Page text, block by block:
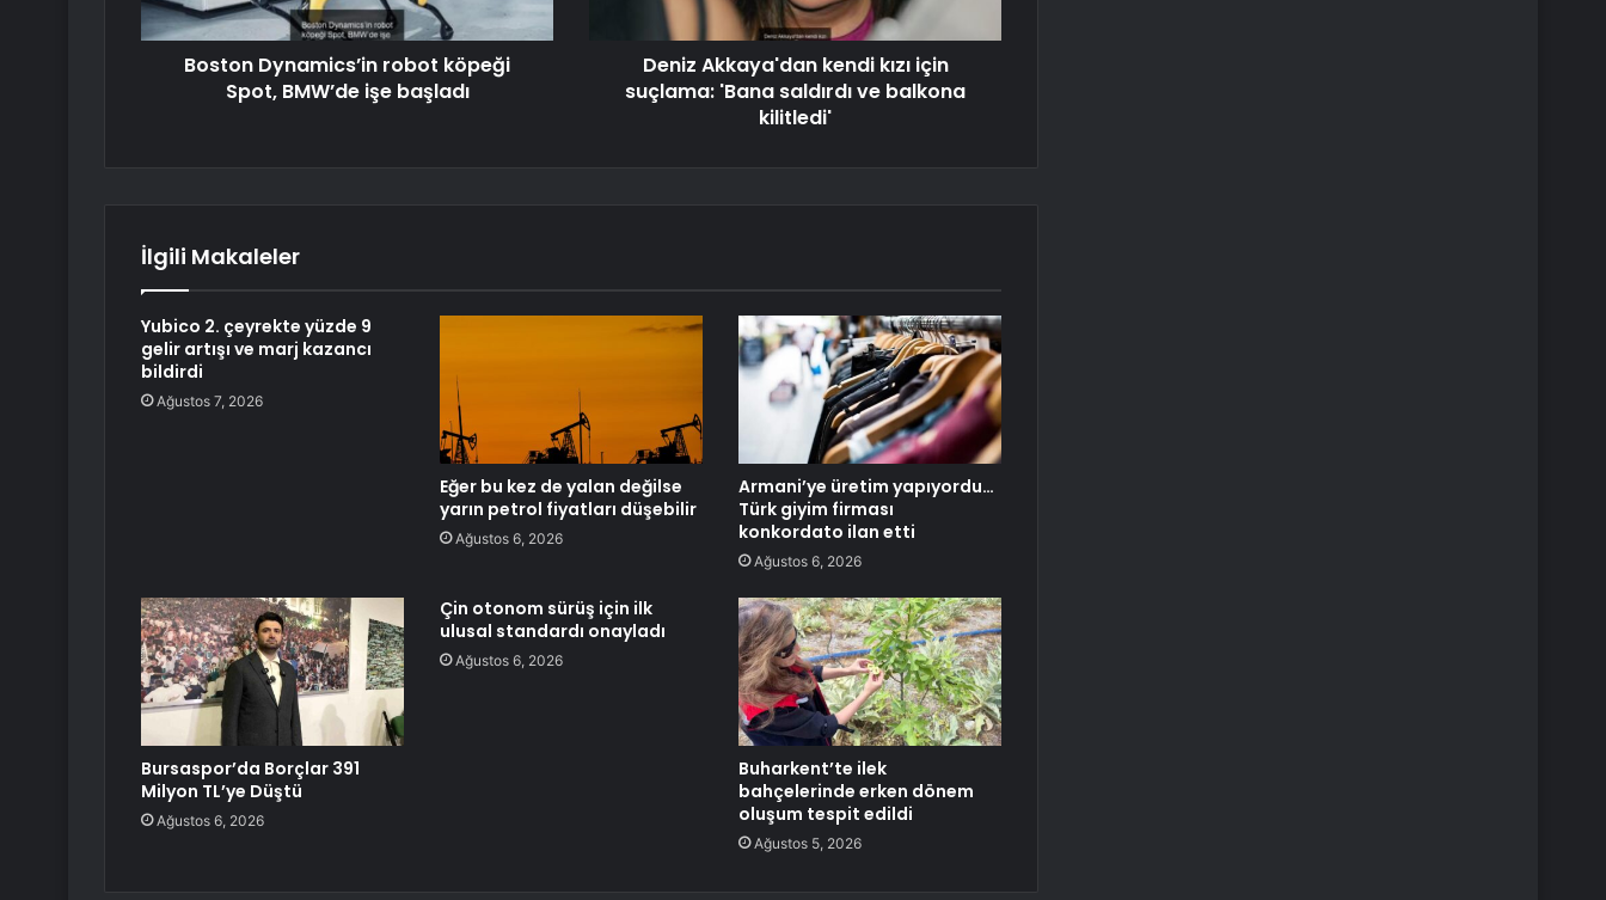
Boston Dynamics’in robot köpeği
Spot, BMW’de işe başladı
Deniz Akkaya'dan kendi kızı için
suçlama: 'Bana saldırdı ve balkona
kilitledi'
İlgili Makaleler
Yubico 2. çeyrekte yüzde 9
gelir artışı ve marj kazancı
bildirdi
Ağustos 7, 2026
Eğer bu kez de yalan değilse
yarın petrol fiyatları düşebilir
Ağustos 6, 2026
Armani’ye üretim yapıyordu…
Türk giyim firması
konkordato ilan etti
Ağustos 6, 2026
Bursaspor’da Borçlar 391
Milyon TL’ye Düştü
Ağustos 6, 2026
Çin otonom sürüş için ilk
ulusal standardı onayladı
Ağustos 6, 2026
Buharkent’te ilek
bahçelerinde erken dönem
oluşum tespit edildi
Ağustos 5, 2026